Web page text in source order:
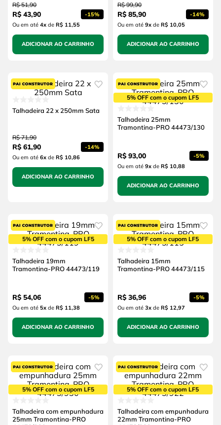
R$ 51,90
R$ 43,90 -15%
Ou em até 4xde R$ 11,55
ADICIONAR AO CARRINHO
R$ 99,90
R$ 85,90 -14%
Ou em até 9xde R$ 10,05
ADICIONAR AO CARRINHO
Talhadeira 22 x 250mm Sata
R$ 71,90
R$ 61,90 -14%
Ou em até 6xde R$ 10,86
ADICIONAR AO CARRINHO
5% OFF com o cupom LF5
Talhadeira 25mm
Tramontina-PRO 44473/130
R$ 93,00 -5%
Ou em até 9xde R$ 10,88
ADICIONAR AO CARRINHO
5% OFF com o cupom LF5
Talhadeira 19mm
Tramontina-PRO 44473/119
R$ 54,06 -5%
Ou em até 5xde R$ 11,38
ADICIONAR AO CARRINHO
5% OFF com o cupom LF5
Talhadeira 15mm
Tramontina-PRO 44473/115
R$ 36,96 -5%
Ou em até 3xde R$ 12,97
ADICIONAR AO CARRINHO
5% OFF com o cupom LF5
Talhadeira com empunhadura
25mm Tramontina-PRO
5% OFF com o cupom LF5
Talhadeira com empunhadura
22mm Tramontina-PRO